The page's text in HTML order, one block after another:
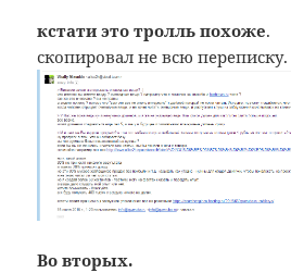
кстати это тролль похоже.
скопировал не всю переписку.
Во вторых.